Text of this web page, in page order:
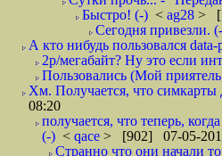
Быстро! (-) < ag28 >
Сегодня привезли.
А кто нибудь пользовался
2р/мегабайт? Ну это если
Пользовались (Мой
Хм. Получается, что симкарты
08:20
получается, что теперь,
(-) < qace > [902] 07-05-
Странно что они начали